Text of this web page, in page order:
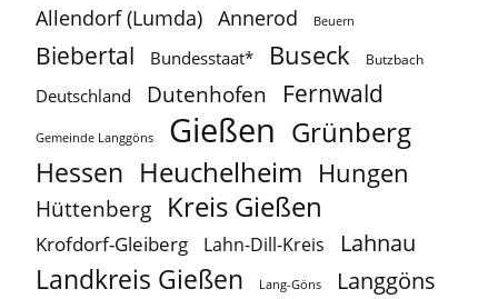
Allendorf (Lumda) Annerod Beuern
Biebertal Bundesstaat* Buseck Butzbach
Deutschland Dutenhofen Fernwald
Gemeinde Langgöns Gießen Grünberg
Hessen Heuchelheim Hungen
Hüttenberg Kreis Gießen
Krofdorf-Gleiberg Lahn-Dill-Kreis Lahnau
Landkreis Gießen Lang-Göns Langgöns